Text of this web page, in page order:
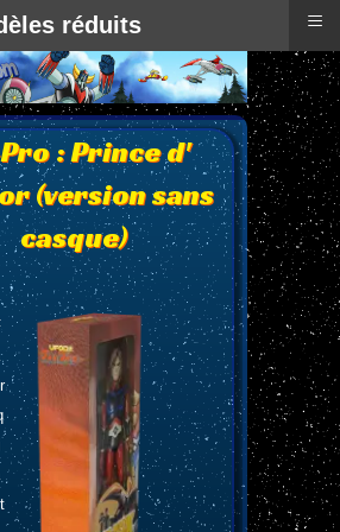
: Prince d'
(version sans
casque)
réduits ≡